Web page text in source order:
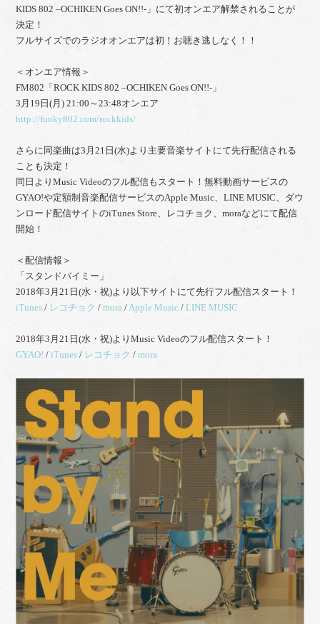
KIDS 802 –OCHIKEN Goes ON!!-」にて初オンエア解禁されることが
決定！
フルサイズでのラジオオンエアは初！お聴き逃しなく！！
＜オンエア情報＞
FM802「ROCK KIDS 802 –OCHIKEN Goes ON!!-」
3月19日(月) 21:00～23:48オンエア
http://funky802.com/rockkids/
さらに同楽曲は3月21日(水)より主要音楽サイトにて先行配信される
ことも決定！
同日よりMusic Videoのフル配信もスタート！無料動画サービスの
GYAO!や定額制音楽配信サービスのApple Music、LINE MUSIC、ダウ
ンロード配信サイトのiTunes Store、レコチョク、moraなどにて配信
開始！
＜配信情報＞
「スタンドバイミー」
2018年3月21日(水・祝)より以下サイトにて先行フル配信スタート！
iTunes / レコチョク /mora /Apple Music /LINE MUSIC
2018年3月21日(水・祝)よりMusic Videoのフル配信スタート！
GYAO! /iTunes / レコチョク /mora